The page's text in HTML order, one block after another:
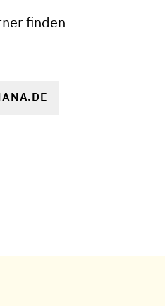
finden